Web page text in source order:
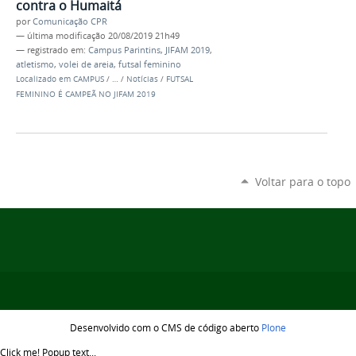
contra o Humaitá
porComunicação CPR
— última modificação 20/08/2019 21h49
— registrado em: Campus Parintins, JIFAM 2019,
atletismo, volei de areia, futsal feminino
Localizado em CAMPUS / … / Notícias / FUTSAL
FEMININO É CAMPEÃ NO JIFAM 2019
Voltar para o topo
Desenvolvido com o CMS de código aberto Plone
Click me! Popup text...